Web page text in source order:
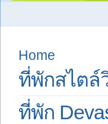
Home
ที่พักสไตล์
ที่พัก